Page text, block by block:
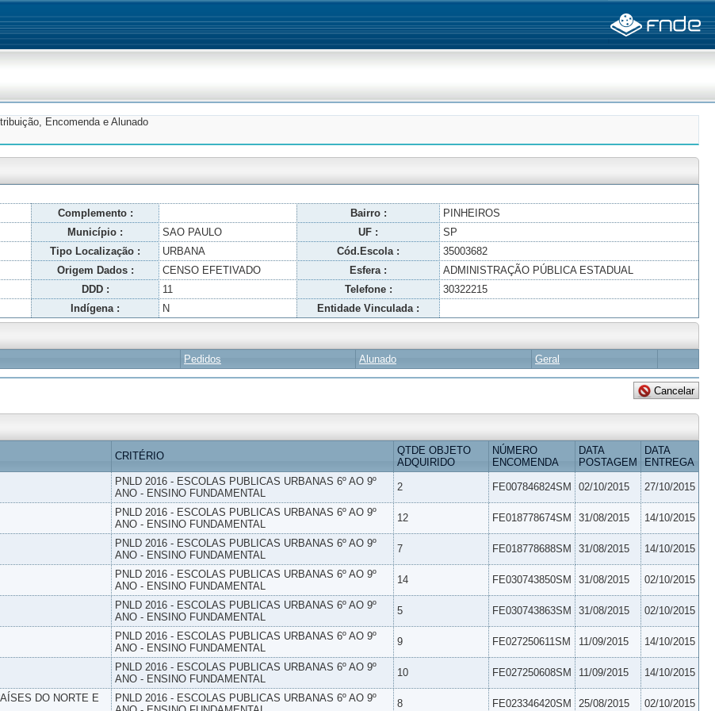
Encomenda e Alunado
Complemento : Bairro :
PINHEIROS
Município : SAO PAULO UF :
SP
Tipo Localização : URBANA Cód.Escola :
35003682
Origem Dados : CENSO EFETIVADO Esfera :
ADMINISTRAÇÃO PÚBLICA ESTADUAL
DDD : 11 Telefone :
30322215
Indígena : N Entidade Vinculada :
Pedidos Alunado Geral
CRITÉRIO
QTDE OBJETO
ADQUIRIDO
NÚMERO
ENCOMENDA
DATA
POSTAGEM
DATA
ENTREGA
PNLD 2016 - ESCOLAS PUBLICAS URBANAS 6º AO 9º
ANO - ENSINO FUNDAMENTAL
2 FE007846824SM 02/10/2015 27/10/2015
PNLD 2016 - ESCOLAS PUBLICAS URBANAS 6º AO 9º
ANO - ENSINO FUNDAMENTAL
12 FE018778674SM 31/08/2015 14/10/2015
PNLD 2016 - ESCOLAS PUBLICAS URBANAS 6º AO 9º
ANO - ENSINO FUNDAMENTAL
7 FE018778688SM 31/08/2015 14/10/2015
PNLD 2016 - ESCOLAS PUBLICAS URBANAS 6º AO 9º
ANO - ENSINO FUNDAMENTAL
14 FE030743850SM 31/08/2015 02/10/2015
PNLD 2016 - ESCOLAS PUBLICAS URBANAS 6º AO 9º
ANO - ENSINO FUNDAMENTAL
5 FE030743863SM 31/08/2015 02/10/2015
PNLD 2016 - ESCOLAS PUBLICAS URBANAS 6º AO 9º
ANO - ENSINO FUNDAMENTAL
9 FE027250611SM 11/09/2015 14/10/2015
PNLD 2016 - ESCOLAS PUBLICAS URBANAS 6º AO 9º
ANO - ENSINO FUNDAMENTAL
10 FE027250608SM 11/09/2015 14/10/2015
DO NORTE E
PNLD 2016 - ESCOLAS PUBLICAS URBANAS 6º AO 9º
8 FE023346420SM 25/08/2015 02/10/2015